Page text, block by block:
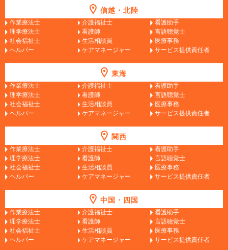
信越・北陸
作業療法士 介護福祉士
看護助手
理学療法士
看護師
言語聴覚士
社会福祉士
生活相談員
医療事務
ヘルパー
ケアマネージャー サービス提供責任者
東海
作業療法士 介護福祉士
看護助手
理学療法士
看護師
言語聴覚士
社会福祉士
生活相談員
医療事務
ヘルパー
ケアマネージャー サービス提供責任者
関西
作業療法士 介護福祉士
看護助手
理学療法士
看護師
言語聴覚士
社会福祉士
生活相談員
医療事務
ヘルパー
ケアマネージャー サービス提供責任者
中国・四国
作業療法士 介護福祉士
看護助手
理学療法士
看護師
言語聴覚士
社会福祉士
生活相談員
医療事務
ヘルパー
ケアマネージャー サービス提供責任者